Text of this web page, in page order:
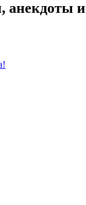
анекдоты и